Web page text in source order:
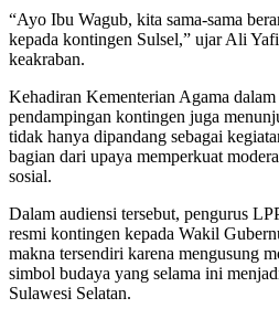
“Ayo Ibu Wagub, kita sama-sama
kepada kontingen Sulsel,” ujar Ali
keakraban.
Kehadiran Kementerian Agama dalam
pendampingan kontingen juga
tidak hanya dipandang sebagai
bagian dari upaya memperkuat
sosial.
Dalam audiensi tersebut, pengurus
resmi kontingen kepada Wakil
makna tersendiri karena mengusung
simbol budaya yang selama ini
Sulawesi Selatan.